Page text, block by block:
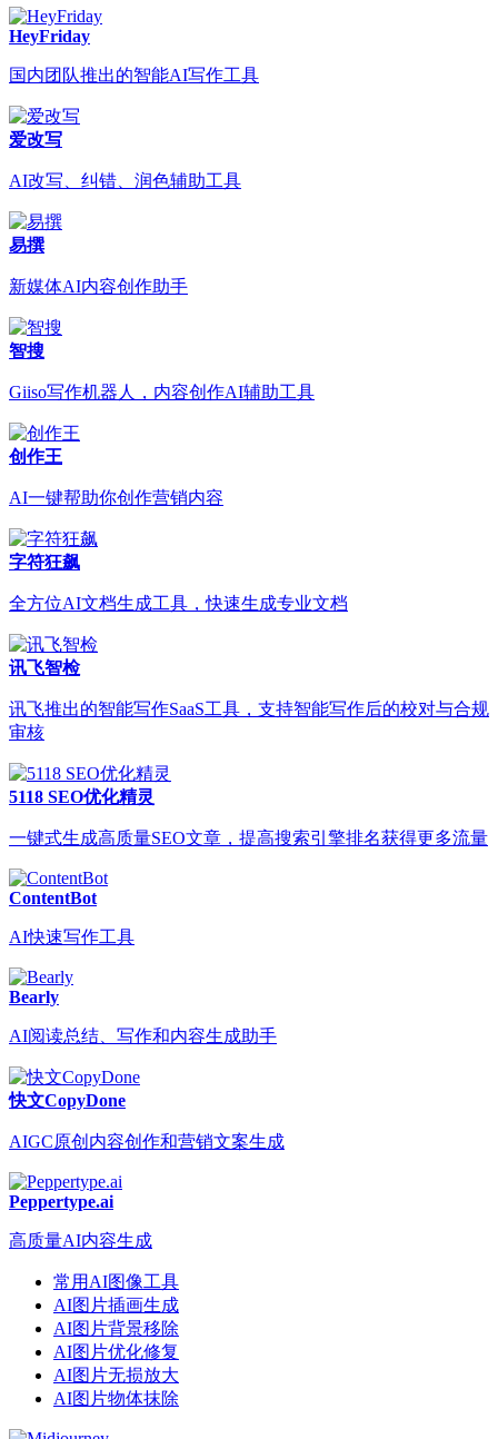
HeyFriday
国内团队推出的智能AI写作工具
爱改写
AI改写、纠错、润色辅助工具
易撰
新媒体AI内容创作助手
智搜
Giiso写作机器人，内容创作AI辅助工具
创作王
AI一键帮助你创作营销内容
字符狂飙
全方位AI文档生成工具，快速生成专业文档
讯飞智检
讯飞推出的智能写作SaaS工具，支持智能写作后的校对与合规
审核
5118 SEO优化精灵
一键式生成高质量SEO文章，提高搜索引擎排名获得更多流量
ContentBot
AI快速写作工具
Bearly
AI阅读总结、写作和内容生成助手
快文CopyDone
AIGC原创内容创作和营销文案生成
Peppertype.ai
高质量AI内容生成
常用AI图像工具
AI图片插画生成
AI图片背景移除
AI图片优化修复
AI图片无损放大
AI图片物体抹除